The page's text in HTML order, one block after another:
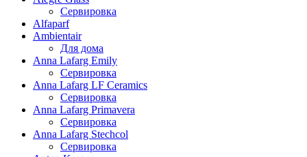
Сервировка
Alfaparf
Ambientair
Для дома
Anna Lafarg Emily
Сервировка
Anna Lafarg LF Ceramics
Сервировка
Anna Lafarg Primavera
Сервировка
Anna Lafarg Stechcol
Сервировка